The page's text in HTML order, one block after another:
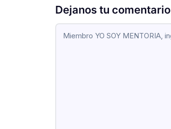
Dejanos tu comentario